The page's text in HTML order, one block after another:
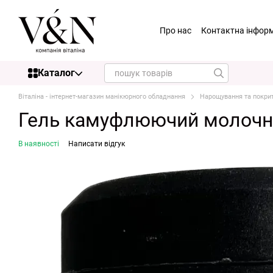
Перейти до основного контенту
Про нас Контактна
Каталог
Віталіна - інтернет-магазин манікюрного обладнання Нарощування та
Гель камуфлюючий
В наявності Написати відгук